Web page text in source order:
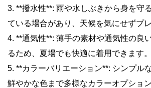
3. **撥水性**: 雨や水しぶきから身を守
ている場合があり、天候を気にせずプ
4. **通気性**: 薄手の素材や通気性の良
るため、夏場でも快適に着用できます。
5. **カラーバリエーション**: シンプル
鮮やかな色まで多様なカラーオプショ